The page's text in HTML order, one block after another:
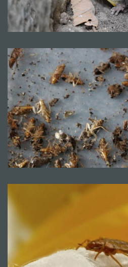
TRAITEMENT
- site réalisé et